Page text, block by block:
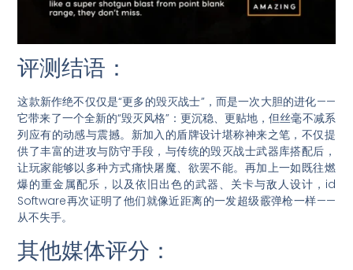
评测结语：
这款新作绝不仅仅是“更多的毁灭战士”，而是一次大胆的进化——
它带来了一个全新的“毁灭风格”：更沉稳、更贴地，但丝毫不减系
列应有的动感与震撼。新加入的盾牌设计堪称神来之笔，不仅提
供了丰富的进攻与防守手段，与传统的毁灭战士武器库搭配后，
让玩家能够以多种方式痛快屠魔、欲罢不能。再加上一如既往燃
爆的重金属配乐，以及依旧出色的武器、关卡与敌人设计，id
Software再次证明了他们就像近距离的一发超级霰弹枪一样——
从不失手。
其他媒体评分：